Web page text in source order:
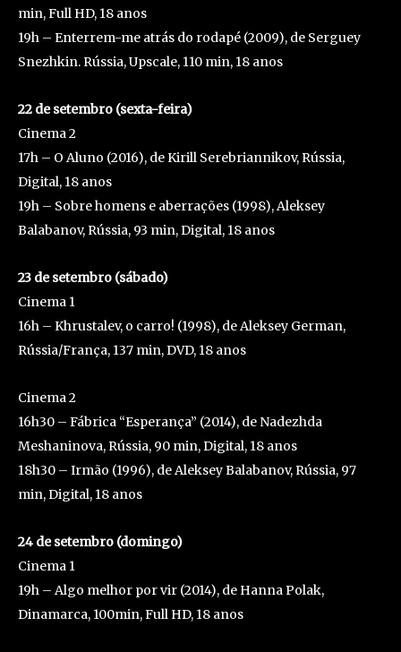
min, Full HD, 18 anos
19h – Enterrem-me atrás do rodapé (2009), de Serguey
Snezhkin. Rússia, Upscale, 110 min, 18 anos
22 de setembro (sexta-feira)
Cinema 2
17h – O Aluno (2016), de Kirill Serebriannikov, Rússia,
Digital, 18 anos
19h – Sobre homens e aberrações (1998), Aleksey
Balabanov, Rússia, 93 min, Digital, 18 anos
23 de setembro (sábado)
Cinema 1
16h – Khrustalev, o carro! (1998), de Aleksey German,
Rússia/França, 137 min, DVD, 18 anos
Cinema 2
16h30 – Fábrica “Esperança” (2014), de Nadezhda
Meshaninova, Rússia, 90 min, Digital, 18 anos
18h30 – Irmão (1996), de Aleksey Balabanov, Rússia, 97
min, Digital, 18 anos
24 de setembro (domingo)
Cinema 1
19h – Algo melhor por vir (2014), de Hanna Polak,
Dinamarca, 100min, Full HD, 18 anos